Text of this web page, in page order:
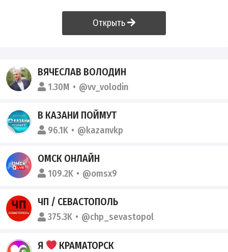
Открыть
ВЯЧЕСЛАВ ВОЛОДИН
1.30M @vv_volodin
В КАЗАНИ ПОЙМУТ
96.1K @kazanvkp
ОМСК ОНЛАЙН
109.2K @omsx9
ЧП / СЕВАСТОПОЛЬ
375.3K @chp_sevastopol
Я КРАМАТОРСК